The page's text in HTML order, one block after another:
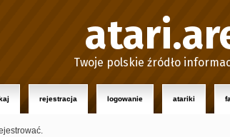
Twoje polskie źródło
rejestracja logowanie atariki